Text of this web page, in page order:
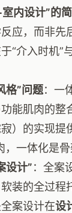
内设计”的
应，而非先
“介入时机”
格”问题：一
能肌肉的整
寂）的实现提
一体化是骨
设计”：全案
装的全过程
案设计在设